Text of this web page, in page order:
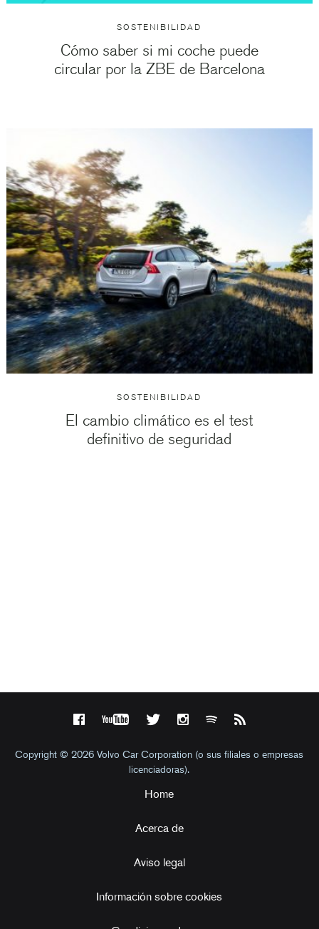
SOSTENIBILIDAD
Cómo saber si mi coche puede
circular por la ZBE de Barcelona
SOSTENIBILIDAD
El cambio climático es el test
definitivo de seguridad
Copyright © 2026 Volvo Car Corporation (o sus filiales o empresas
licenciadoras).
Home
Acerca de
Aviso legal
Información sobre cookies